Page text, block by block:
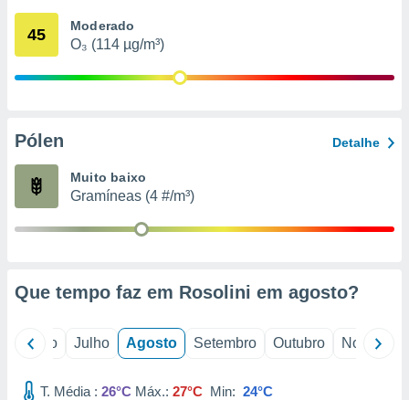
através
estudos
1199
45 Moderado
O₃ (114 µg/m³)
Pólen Detalhe
Muito baixo
Gramíneas (4 #/m³)
Que tempo faz em Rosolini em agosto?
Junho Julho Agosto Setembro Outubro Novembro
T. Média : 26°C Máx.: 27°C Min: 24°C